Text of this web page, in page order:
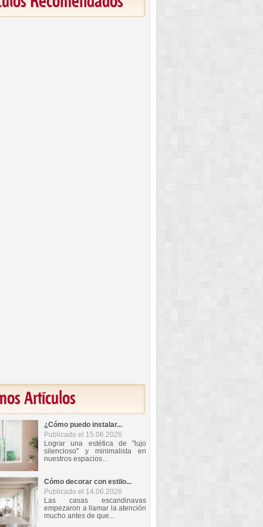
Artículos
¿Cómo puedo instalar...
Publicado el 15.06.2026
Lograr una estética de "lujo
silencioso" y minimalista en
nuestros espacios...
Cómo decorar con estilo...
Publicado el 14.06.2026
Las casas escandinavas
empezaron a llamar la atención
mucho antes de que...